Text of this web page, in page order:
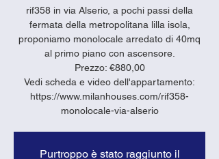
rif358 in via Alserio, a pochi passi della
fermata della metropolitana lilla isola,
proponiamo monolocale arredato di 40mq
al primo piano con ascensore.
Prezzo: €880,00
Vedi scheda e video dell'appartamento:
https://www.milanhouses.com/rif358-
monolocale-via-alserio
Purtroppo è stato raggiunto il